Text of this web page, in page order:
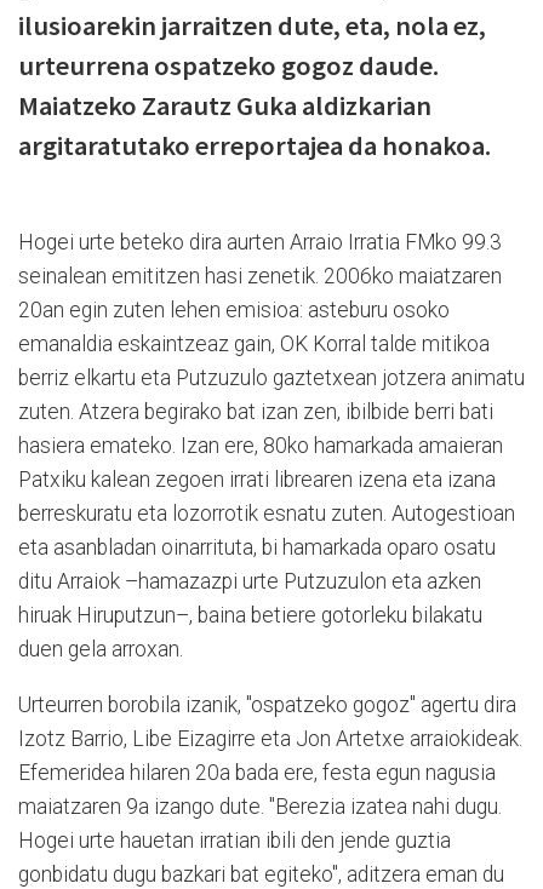
ilusioarekin jarraitzen dute, eta, nola ez,
urteurrena ospatzeko gogoz daude.
Maiatzeko Zarautz Guka aldizkarian
argitaratutako erreportajea da honakoa.
Hogei urte beteko dira aurten Arraio Irratia FMko 99.3
seinalean emititzen hasi zenetik. 2006ko maiatzaren
20an egin zuten lehen emisioa: asteburu osoko
emanaldia eskaintzeaz gain, OK Korral talde mitikoa
berriz elkartu eta Putzuzulo gaztetxean jotzera animatu
zuten. Atzera begirako bat izan zen, ibilbide berri bati
hasiera emateko. Izan ere, 80ko hamarkada amaieran
Patxiku kalean zegoen irrati librearen izena eta izana
berreskuratu eta lozorrotik esnatu zuten. Autogestioan
eta asanbladan oinarrituta, bi hamarkada oparo osatu
ditu Arraiok –hamazazpi urte Putzuzulon eta azken
hiruak Hiruputzun–, baina betiere gotorleku bilakatu
duen gela arroxan.
Urteurren borobila izanik, "ospatzeko gogoz" agertu dira
Izotz Barrio, Libe Eizagirre eta Jon Artetxe arraiokideak.
Efemeridea hilaren 20a bada ere, festa egun nagusia
maiatzaren 9a izango dute. "Berezia izatea nahi dugu.
Hogei urte hauetan irratian ibili den jende guztia
gonbidatu dugu bazkari bat egiteko", aditzera eman du